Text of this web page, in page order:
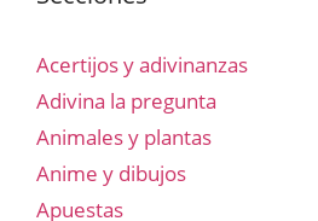
Acertijos y adivinanzas
Adivina la pregunta
Animales y plantas
Anime y dibujos
Apuestas